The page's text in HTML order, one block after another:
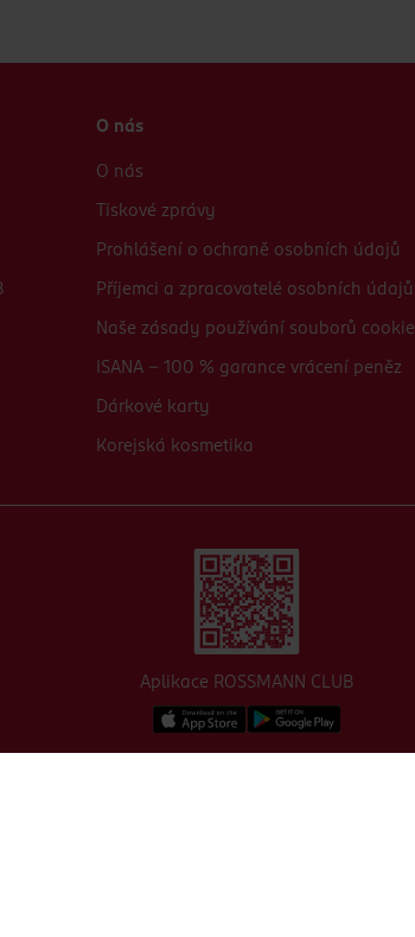
O nás
O nás
Tiskové zprávy
Prohlášení o ochraně osobních údajů
Příjemci a zpracovatelé osobních údajů
Naše zásady používání souborů cookie
ISANA - 100 % garance vrácení peněz
Dárkové karty
Korejská kosmetika
Aplikace ROSSMANN CLUB